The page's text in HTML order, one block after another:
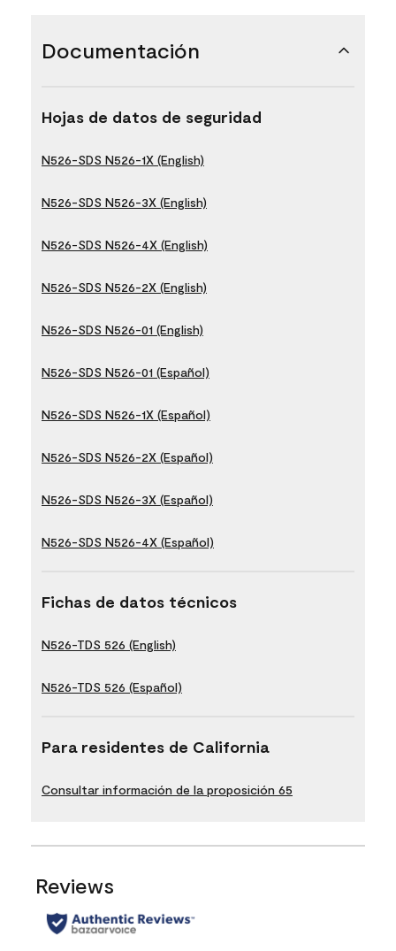
Documentación
Hojas de datos de seguridad
N526-SDS N526-1X (English)
N526-SDS N526-3X (English)
N526-SDS N526-4X (English)
N526-SDS N526-2X (English)
N526-SDS N526-01 (English)
N526-SDS N526-01 (Español)
N526-SDS N526-1X (Español)
N526-SDS N526-2X (Español)
N526-SDS N526-3X (Español)
N526-SDS N526-4X (Español)
Fichas de datos técnicos
N526-TDS 526 (English)
N526-TDS 526 (Español)
Para residentes de California
Consultar información de la proposición 65
Reviews